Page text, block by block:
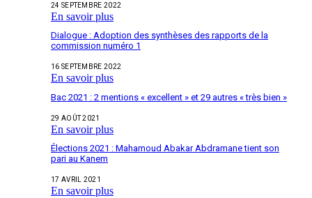
24 SEPTEMBRE 2022
En savoir plus
Dialogue : Adoption des synthèses des rapports de la
commission numéro 1
16 SEPTEMBRE 2022
En savoir plus
Bac 2021 : 2 mentions « excellent » et 29 autres « très bien »
29 AOÛT 2021
En savoir plus
Élections 2021 : Mahamoud Abakar Abdramane tient son
pari au Kanem
17 AVRIL 2021
En savoir plus